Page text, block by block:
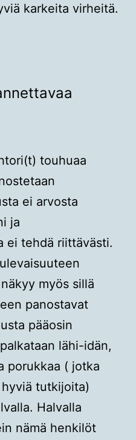
karkeita virheitä.
touhuaa
ei arvosta
ja
ei tehdä riittävästi.
myös sillä
panostavat
pääosin
lähi-idän,
porukkaa ( jotka
tutkijoita)
Halvalla
nämä henkilöt